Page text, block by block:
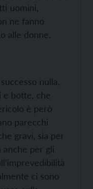
uomini,
ne fanno
alle donne.
nulla,
e botte, che
è però
parecchi
gravi, sia per
per gli
ci sono